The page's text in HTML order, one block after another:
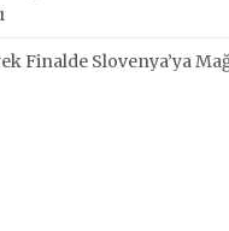
Finalde Slovenya’ya